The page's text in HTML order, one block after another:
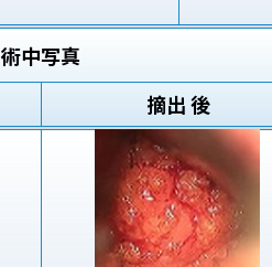
術中写真
摘出 後